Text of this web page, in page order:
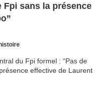
sans la présence